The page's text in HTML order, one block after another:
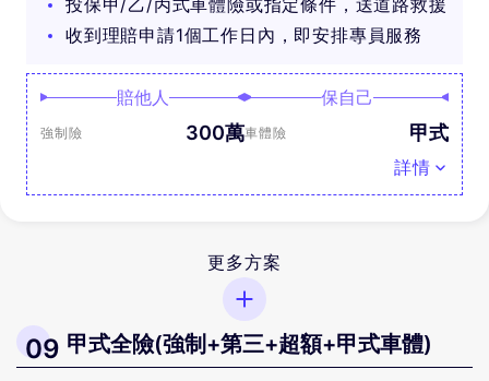
投保甲/乙/丙式車體險或指定條件，送道路救援
收到理賠申請1個工作日內，即安排專員服務
賠他人
強制險 300萬
保自己
車體險 甲式
詳情
更多方案
09 甲式全險(強制+第三+超額+甲式車體)